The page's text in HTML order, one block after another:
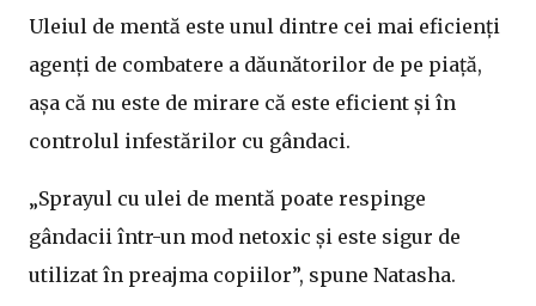
Uleiul de mentă este unul dintre cei mai eficienți
agenți de combatere a dăunătorilor de pe piață,
așa că nu este de mirare că este eficient și în
controlul infestărilor cu gândaci.
„Sprayul cu ulei de mentă poate respinge
gândacii într-un mod netoxic și este sigur de
utilizat în preajma copiilor”, spune Natasha.